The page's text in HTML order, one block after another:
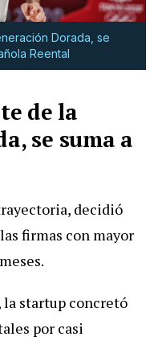
Dorada, se
Reental
de la
se suma a
decidió
firmas con mayor
la startup concretó
por casi